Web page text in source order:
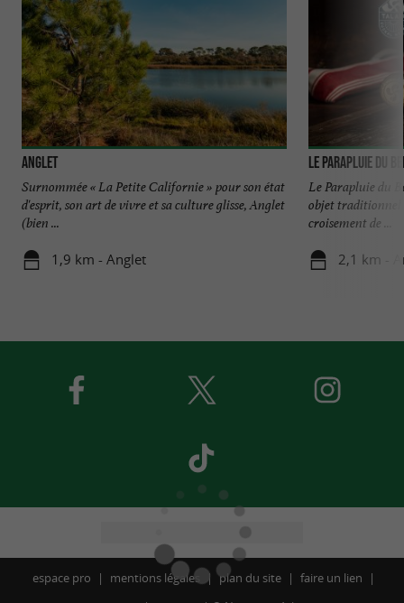
Anglet
Surnommée « La Petite Californie » pour son état
d'esprit, son art de vivre et sa culture glisse, Anglet
(bien ...
1,9 km - Anglet
Le Parapluie du
Le Parapluie du
objet traditionnel
croisement de ...
2,1 km -
espace pro mentions légales plan du site
faire un lien